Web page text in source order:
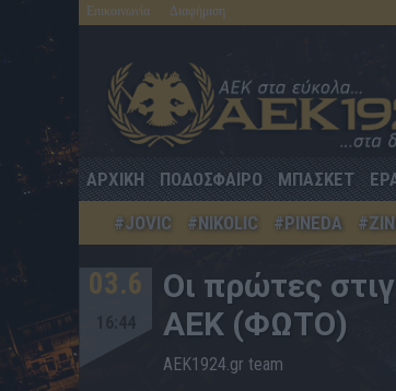
Επικοινωνία Διαφήμιση
ΑΡΧΙΚΗ ΠΟΔΟΣΦΑΙΡΟ ΜΠΑΣΚΕΤ
#JOVIC
#NIKOLIC #PINEDA
03.6
Οι πρώτες
ΑΕΚ (ΦΩΤΟ)
AEK1924.gr team